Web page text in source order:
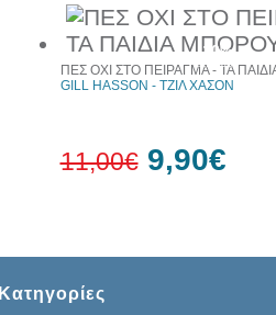
10%
έκπτωση
ΠΕΣ ΟΧΙ ΣΤΟ ΠΕΙΡΑΓΜΑ - ΤΑ
GILL HASSON - ΤΖΙΛ ΧΑΣΟΝ
11,00€ 9,90€
Κατηγορίες